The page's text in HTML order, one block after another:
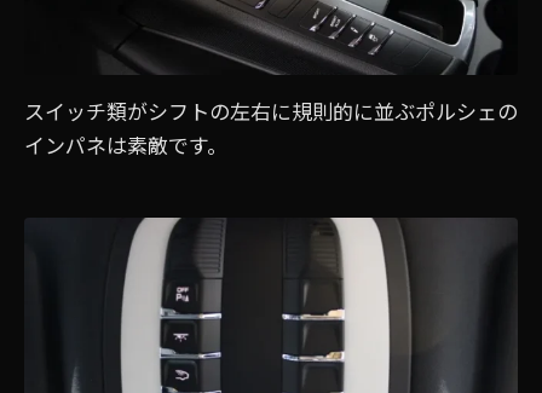
スイッチ類がシフトの左右に規則的に並ぶポルシェの
インパネは素敵です。